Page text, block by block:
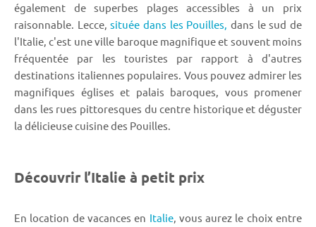
également de superbes plages accessibles à un prix
raisonnable. Lecce,située dans les Pouilles, dans le sud de
l'Italie, c'est une ville baroque magnifique et souvent moins
fréquentée par les touristes par rapport à d'autres
destinations italiennes populaires. Vous pouvez admirer les
magnifiques églises et palais baroques, vous promener
dans les rues pittoresques du centre historique et déguster
la délicieuse cuisine des Pouilles.
Découvrir l’Italie à petit prix
En location de vacances en Italie, vous aurez le choix entre